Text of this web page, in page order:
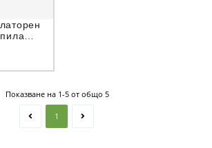
18V,
Показване на 1-5 от общо 5
1